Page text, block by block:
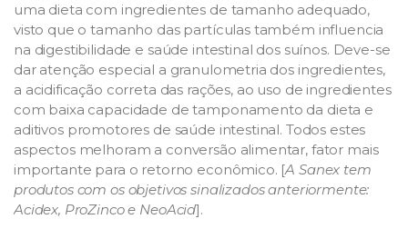
uma dieta com ingredientes de tamanho adequado,
visto que o tamanho das partículas também influencia
na digestibilidade e saúde intestinal dos suínos. Deve-se
dar atenção especial a granulometria dos ingredientes,
a acidificação correta das rações, ao uso de ingredientes
com baixa capacidade de tamponamento da dieta e
aditivos promotores de saúde intestinal. Todos estes
aspectos melhoram a conversão alimentar, fator mais
importante para o retorno econômico. [A Sanex tem
produtos com os objetivos sinalizados anteriormente:
Acidex, ProZinco e NeoAcid].